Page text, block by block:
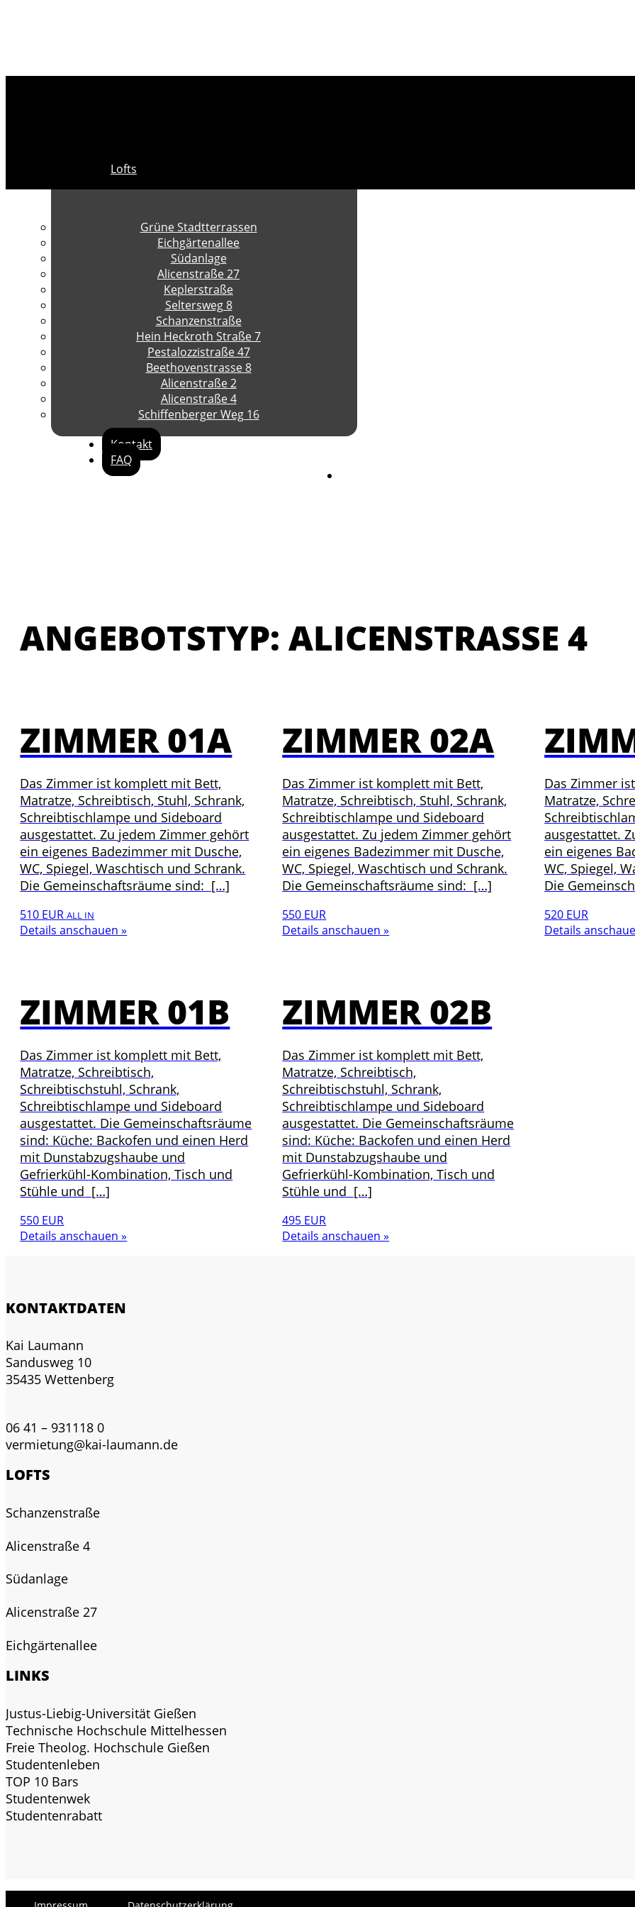
Lofts
Grüne Stadtterrassen
Eichgärtenallee
Südanlage
Alicenstraße 27
Keplerstraße
Seltersweg 8
Schanzenstraße
Hein Heckroth Straße 7
Pestalozzistraße 47
Beethovenstrasse 8
Alicenstraße 2
Alicenstraße 4
Schiffenberger Weg 16
Kontakt
FAQ
ANGEBOTSTYP: ALICENSTRASSE 4
ZIMMER 01A
Das Zimmer ist komplett mit Bett,
Matratze, Schreibtisch, Stuhl, Schrank,
Schreibtischlampe und Sideboard
ausgestattet. Zu jedem Zimmer gehört
ein eigenes Badezimmer mit Dusche,
WC, Spiegel, Waschtisch und Schrank.
Die Gemeinschaftsräume sind: […]
510 EURALL IN
Details anschauen »
ZIMMER 02A
Das Zimmer ist komplett mit Bett,
Matratze, Schreibtisch, Stuhl, Schrank,
Schreibtischlampe und Sideboard
ausgestattet. Zu jedem Zimmer gehört
ein eigenes Badezimmer mit Dusche,
WC, Spiegel, Waschtisch und Schrank.
Die Gemeinschaftsräume sind: […]
550 EUR
Details anschauen »
Das Zimmer
Matratze,
ausgestattet.
ein eigenes
WC, Spiegel,
Die
520 EUR
Details
ZIMMER 01B
Das Zimmer ist komplett mit Bett,
Matratze, Schreibtisch,
Schreibtischstuhl, Schrank,
Schreibtischlampe und Sideboard
ausgestattet. Die Gemeinschaftsräume
sind: Küche: Backofen und einen Herd
mit Dunstabzugshaube und
Gefrierkühl-Kombination, Tisch und
Stühle und […]
550 EUR
Details anschauen »
ZIMMER 02B
Das Zimmer ist komplett mit Bett,
Matratze, Schreibtisch,
Schreibtischstuhl, Schrank,
Schreibtischlampe und Sideboard
ausgestattet. Die Gemeinschaftsräume
sind: Küche: Backofen und einen Herd
mit Dunstabzugshaube und
Gefrierkühl-Kombination, Tisch und
Stühle und […]
495 EUR
Details anschauen »
KONTAKTDATEN
Kai Laumann
Sandusweg 10
35435 Wettenberg
06 41 – 931118 0
vermietung@kai-laumann.de
LOFTS
Schanzenstraße
Alicenstraße 4
Südanlage
Alicenstraße 27
Eichgärtenallee
LINKS
Justus-Liebig-Universität Gießen
Technische Hochschule Mittelhessen
Freie Theolog. Hochschule Gießen
Studentenleben
TOP 10 Bars
Studentenwek
Studentenrabatt